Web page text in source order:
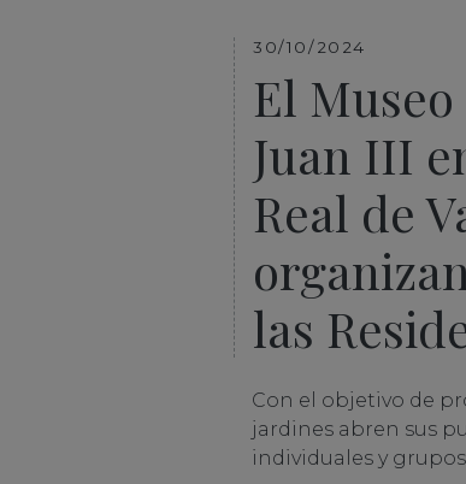
30/10/2024
El
Juan III
Real de
las
Con el objetivo de
jardines abren sus
individuales y